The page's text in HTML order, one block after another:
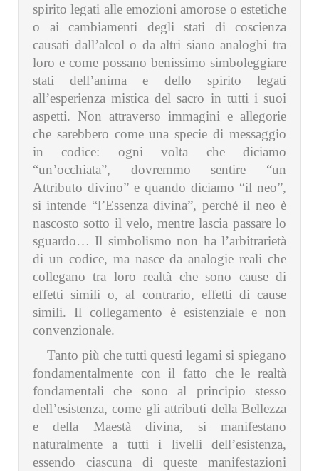
spirito legati alle emozioni amorose o estetiche
o ai cambiamenti degli stati di coscienza
causati dall’alcol o da altri siano analoghi tra
loro e come possano benissimo simboleggiare
stati dell’anima e dello spirito legati
all’esperienza mistica del sacro in tutti i suoi
aspetti. Non attraverso immagini e allegorie
che sarebbero come una specie di messaggio
in codice: ogni volta che diciamo
“un’occhiata”, dovremmo sentire “un
Attributo divino” e quando diciamo “il neo”,
si intende “l’Essenza divina”, perché il neo è
nascosto sotto il velo, mentre lascia passare lo
sguardo… Il simbolismo non ha l’arbitrarietà
di un codice, ma nasce da analogie reali che
collegano tra loro realtà che sono cause di
effetti simili o, al contrario, effetti di cause
simili. Il collegamento è esistenziale e non
convenzionale.
Tanto più che tutti questi legami si spiegano
fondamentalmente con il fatto che le realtà
fondamentali che sono al principio stesso
dell’esistenza, come gli attributi della Bellezza
e della Maestà divina, si manifestano
naturalmente a tutti i livelli dell’esistenza,
essendo ciascuna di queste manifestazioni